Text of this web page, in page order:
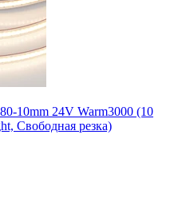
10mm 24V Warm3000 (10
Свободная резка)